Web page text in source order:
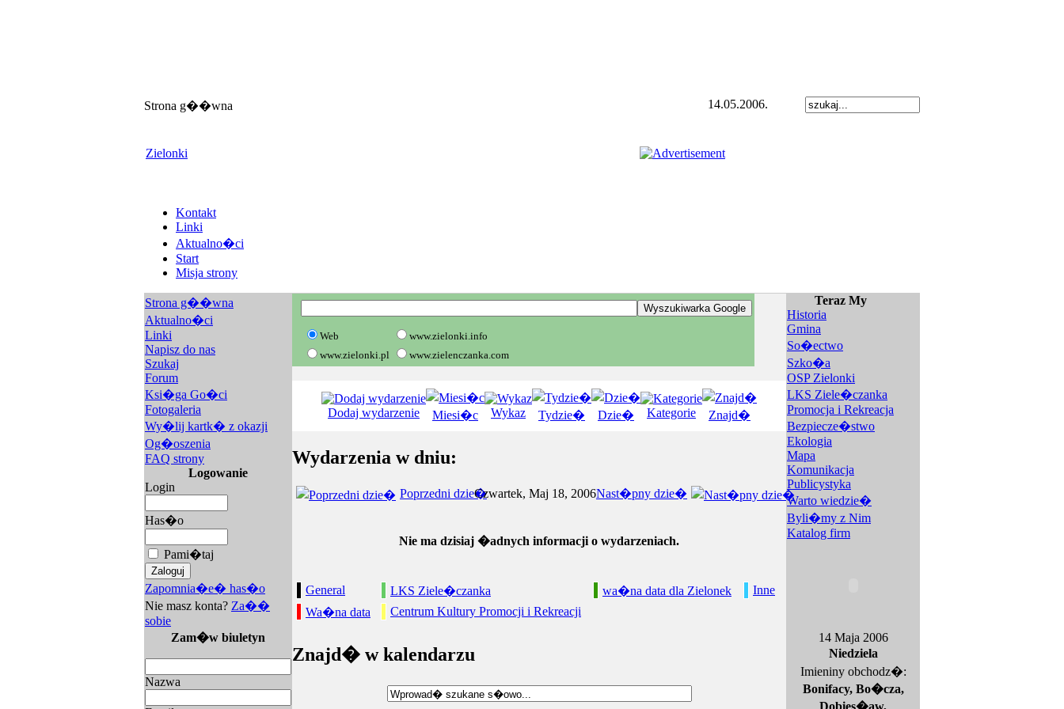
Strona g��wna 14.05.2006.
Zielonki
Kontakt
Linki
Aktualno�ci
Start
Misja strony
Strona g��wna
Aktualno�ci
Linki
Napisz do nas
Szukaj
Forum
Ksi�ga Go�ci
Fotogaleria
Wy�lij kartk� z okazji
Og�oszenia
FAQ strony
Logowanie
Login
Has�o
Pami�taj
Zapomnia�e� has�o
Nie masz konta? Za��
sobie
Zam�w biuletyn
Nazwa
Web
www.zielonki.info
www.zielonki.pl
www.zielenczanka.com
Dodaj wydarzenie Miesi�c Wykaz Tydzie� Dzie� Kategorie Znajd�
Wydarzenia w dniu:
Poprzedni dzie�Czwartek, Maj 18, 2006Nast�pny dzie�
Nie ma dzisiaj �adnych informacji o wydarzeniach.
General LKS Ziele�czanka wa�na data dla Zielonek
Inne
Wa�na data
Centrum Kultury Promocji i Rekreacji
Znajd� w kalendarzu
Teraz My
Historia
Gmina
So�ectwo
Szko�a
OSP Zielonki
LKS Ziele�czanka
Promocja i Rekreacja
Bezpiecze�stwo
Ekologia
Mapa
Komunikacja
Publicystyka
Warto wiedzie�
Byli�my z Nim
Katalog firm
14 Maja 2006
Niedziela
Imieniny obchodz�:
Bonifacy, Bo�cza,
Dobies�aw,